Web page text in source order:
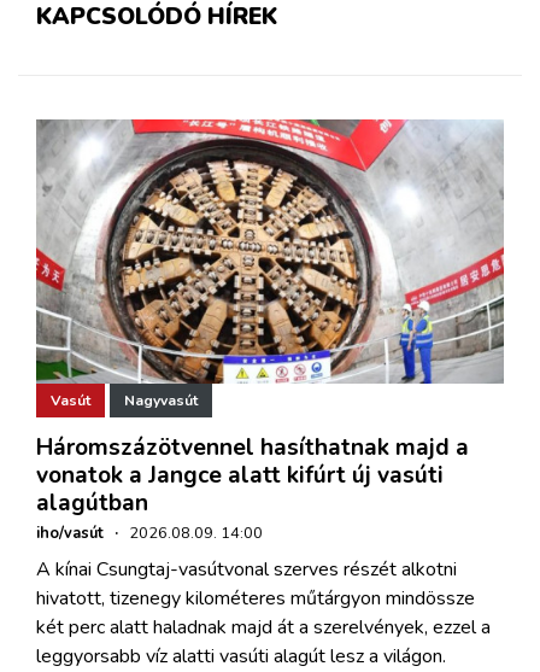
KAPCSOLÓDÓ HÍREK
Vasút Nagyvasút
Háromszázötvennel hasíthatnak majd a
vonatok a Jangce alatt kifúrt új vasúti
alagútban
iho/vasút · 2026.08.09. 14:00
A kínai Csungtaj-vasútvonal szerves részét alkotni
hivatott, tizenegy kilométeres műtárgyon mindössze
két perc alatt haladnak majd át a szerelvények, ezzel a
leggyorsabb víz alatti vasúti alagút lesz a világon.